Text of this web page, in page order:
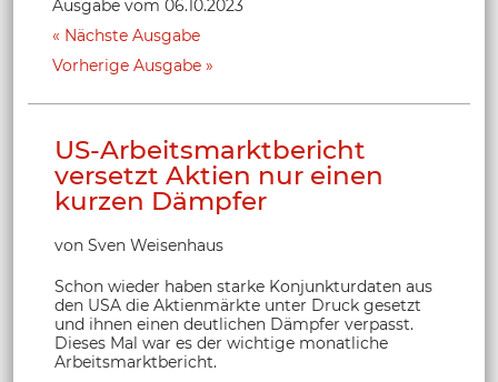
Ausgabe vom 06.10.2023
Nächste Ausgabe
Vorherige Ausgabe
US-Arbeitsmarktbericht
versetzt Aktien nur einen
kurzen Dämpfer
von Sven Weisenhaus
Schon wieder haben starke Konjunkturdaten aus
den USA die Aktienmärkte unter Druck gesetzt
und ihnen einen deutlichen Dämpfer verpasst.
Dieses Mal war es der wichtige monatliche
Arbeitsmarktbericht.